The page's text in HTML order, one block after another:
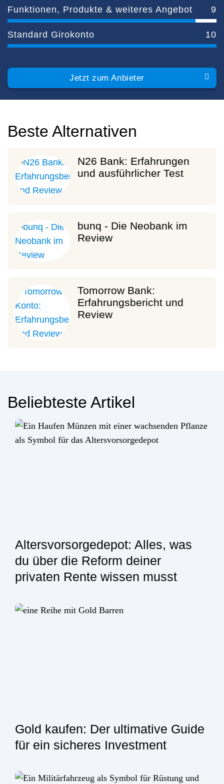
Funktionen, Produkte & weiteres Angebot 9
Standard Girokonto 10
Jetzt zum Anbieter
Beste Alternativen
N26 Bank: Erfahrungen
und ausführlicher Test
bunq - Die Neobank im
Review
Tomorrow Bank:
Erfahrungsbericht und
Review
Beliebteste Artikel
Altersvorsorgedepot: Alles, was
du über die Reform deiner
privaten Rente wissen musst
Gold kaufen: Der ultimative Guide
für ein sicheres Investment